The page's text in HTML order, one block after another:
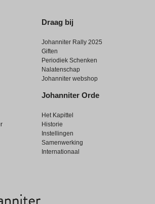
Draag bij
Johanniter Rally 2025
Giften
Periodiek Schenken
Nalatenschap
Johanniter webshop
Johanniter Orde
Het Kapittel
Historie
Instellingen
Samenwerking
Internationaal